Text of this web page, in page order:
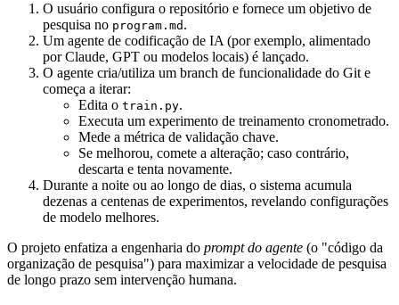
O usuário configura o repositório e fornece um objetivo de
pesquisa no program.md .
Um agente de codificação de IA (por exemplo, alimentado
por Claude, GPT ou modelos locais) é lançado.
O agente cria/utiliza um branch de funcionalidade do Git e
começa a iterar:
Edita o train.py.
Executa um experimento de treinamento cronometrado.
Mede a métrica de validação chave.
Se melhorou, comete a alteração; caso contrário,
descarta e tenta novamente.
Durante a noite ou ao longo de dias, o sistema acumula
dezenas a centenas de experimentos, revelando configurações
de modelo melhores.
O projeto enfatiza a engenharia do prompt do agente (o "código da
organização de pesquisa") para maximizar a velocidade de pesquisa
de longo prazo sem intervenção humana.